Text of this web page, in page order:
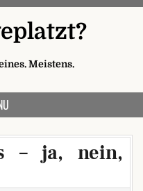
Meistens.
– ja, nein,